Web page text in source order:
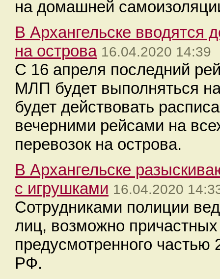
на домашней
В Архангельске вводятся
на острова 16.04.2020 14:39
С 16 апреля последний
МЛП будет выполняться
будет действовать
вечерними рейсами на
перевозок на острова.
В Архангельске
с игрушками 16.04.2020
Сотрудниками полиции
лиц, возможно
предусмотренного частью
РФ.